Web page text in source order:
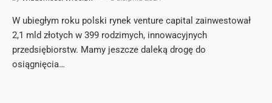
W ubiegłym roku polski rynek venture capital zainwestował
2,1 mld złotych w 399 rodzimych, innowacyjnych
przedsiębiorstw. Mamy jeszcze daleką drogę do
osiągnięcia…